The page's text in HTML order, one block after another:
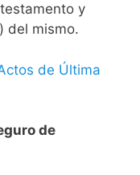
y
del mismo.
de Última
de